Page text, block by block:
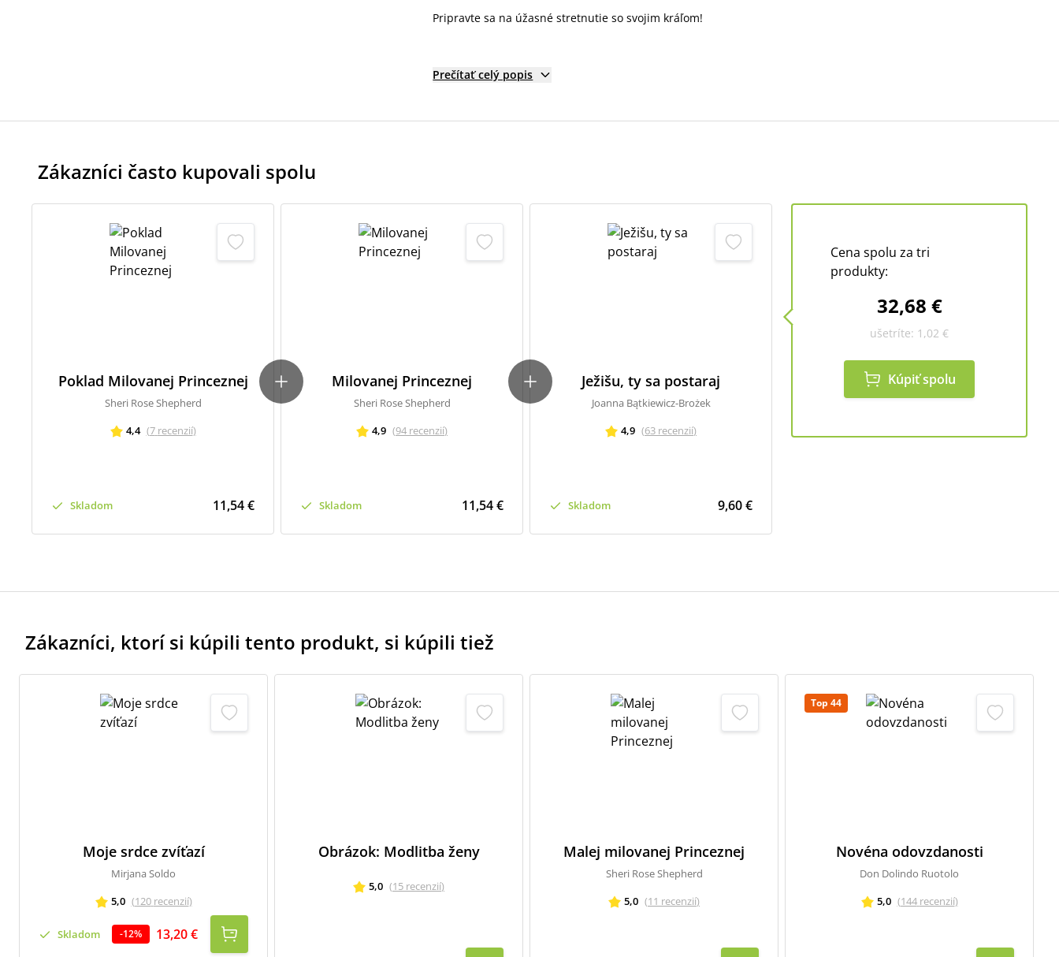
Pripravte sa na úžasné stretnutie so svojim kráľom!
Prečítať celý popis
Zákazníci často kupovali spolu
Poklad Milovanej Princeznej
Sheri Rose Shepherd
4,4 (7 recenzií)
Skladom 11,54 €
Milovanej Princeznej
Sheri Rose Shepherd
4,9 (94 recenzií)
Skladom 11,54 €
Ježišu, ty sa postaraj
Joanna Bątkiewicz-Brożek
4,9 (63 recenzií)
Skladom 9,60 €
Cena spolu za tri
produkty:
32,68 €
ušetríte: 1,02 €
Kúpiť spolu
Zákazníci, ktorí si kúpili tento produkt, si kúpili tiež
Moje srdce zvíťazí
Mirjana Soldo
5,0 (120 recenzií)
Skladom -12% 13,20 €
Obrázok: Modlitba ženy
5,0 (15 recenzií)
Malej milovanej Princeznej
Sheri Rose Shepherd
5,0 (11 recenzií)
Top 44
Novéna odovzdanosti
Don Dolindo Ruotolo
5,0 (144 recenzií)